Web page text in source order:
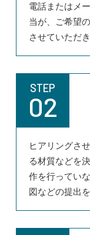
電話またはメ
当が、ご希望
させていただき
STEP
02
ヒアリングさ
る材質などを
作を行ってい
図などの提出